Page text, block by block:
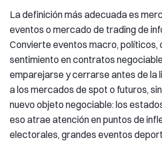
La definición más adecuada es
eventos o mercado de trading de
Convierte eventos macro, políticos,
sentimiento en contratos
emparejarse y cerrarse antes de la
a los mercados de spot o futuros,
nuevo objeto negociable: los
eso atrae atención en puntos de
electorales, grandes eventos